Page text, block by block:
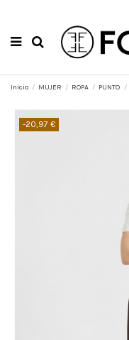
Inicio MUJER ROPA PUNTO
-20,97 €